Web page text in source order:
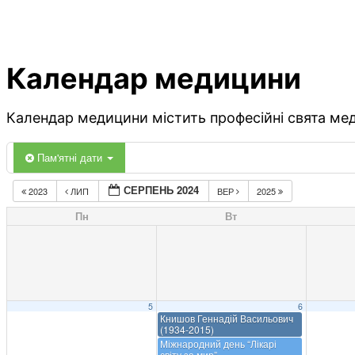
Календар медицини
Календар медицини містить професійні свята
Пам'ятні дати
2023 ЛИП СЕРПЕНЬ 2024 ВЕР 2025
Пн Вт
5 6
Книшов Геннадій Васильович
(1934-2015)
Міжнародний день “Лікарі